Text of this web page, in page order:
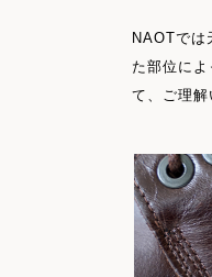
NAOTでは
た部位に
て、ご理解